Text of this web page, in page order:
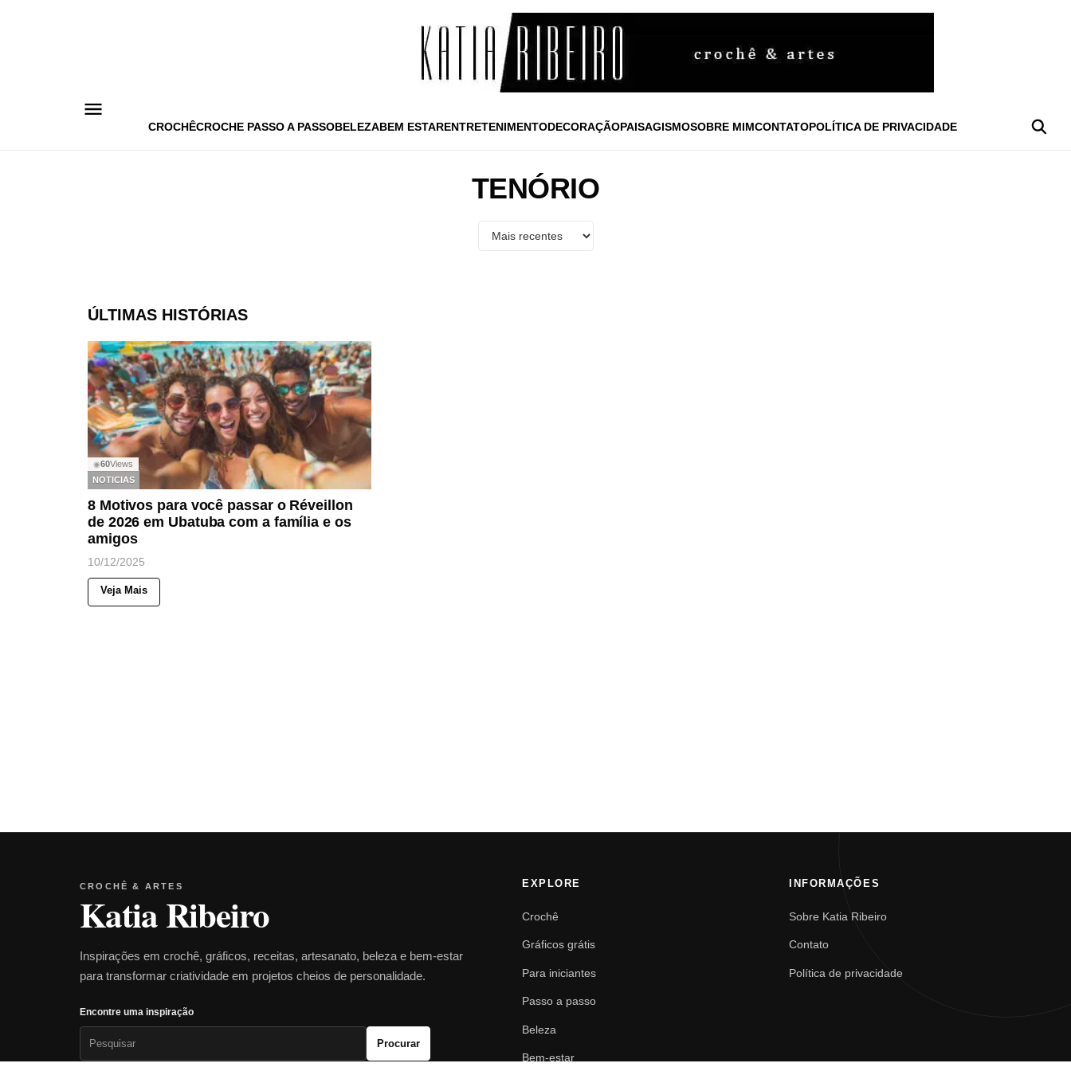
CROCHÊCROCHE PASSO A PASSOBELEZABEM ESTARENTRETENIMENTODECORAÇÃOPAISAGISMOSOBRE MIMCONTATOPOLÍTICA DE PRIVACIDADE
TENÓRIO
ÚLTIMAS HISTÓRIAS
◉60Views
NOTICIAS
8 Motivos para você passar o Réveillon
de 2026 em Ubatuba com a família e os
amigos
10/12/2025
Veja Mais
CROCHÊ & ARTES
Katia Ribeiro
Inspirações em crochê, gráficos, receitas, artesanato, beleza e bem-estar
para transformar criatividade em projetos cheios de personalidade.
Encontre uma inspiração
Procurar
EXPLORE
Crochê
Gráficos grátis
Para iniciantes
Passo a passo
Beleza
Bem-estar
INFORMAÇÕES
Sobre Katia Ribeiro
Contato
Política de privacidade